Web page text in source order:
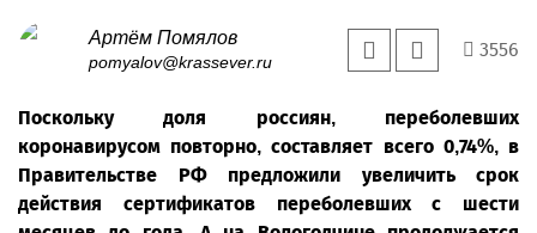
Артём Помялов
pomyalov@krassever.ru
3556
Поскольку доля россиян, переболевших
коронавирусом повторно, составляет всего 0,74%, в
Правительстве РФ предложили увеличить срок
действия сертификатов переболевших с шести